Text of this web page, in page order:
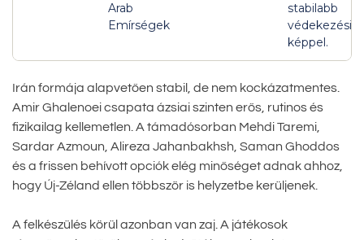
Arab
Emírségek
stabilabb
védekezési
képpel.
Irán formája alapvetően stabil, de nem kockázatmentes.
Amir Ghalenoei csapata ázsiai szinten erős, rutinos és
fizikailag kellemetlen. A támadósorban Mehdi Taremi,
Sardar Azmoun, Alireza Jahanbakhsh, Saman Ghoddos
és a frissen behívott opciók elég minőséget adnak ahhoz,
hogy Új-Zéland ellen többször is helyzetbe kerüljenek.
A felkészülés körül azonban van zaj. A játékosok